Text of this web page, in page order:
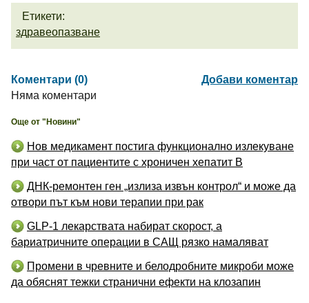
Етикети:
здравеопазване
Коментари (0)
Добави коментар
Няма коментари
Още от "Новини"
Нов медикамент постига функционално излекуване
при част от пациентите с хроничен хепатит B
ДНК-ремонтен ген „излиза извън контрол“ и може да
отвори път към нови терапии при рак
GLP-1 лекарствата набират скорост, а
бариатричните операции в САЩ рязко намаляват
Промени в чревните и белодробните микроби може
да обяснят тежки странични ефекти на клозапин